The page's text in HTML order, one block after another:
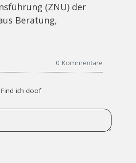
(ZNU) der
Beratung,
0 Kommentare
Find ich doof